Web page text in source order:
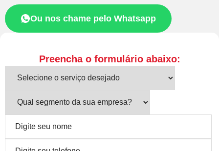
Ou nos chame pelo Whatsapp
Preencha o formulário abaixo: